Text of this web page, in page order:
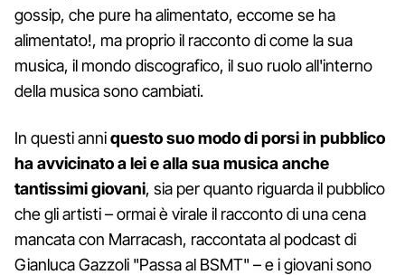
gossip, che pure ha alimentato, eccome se ha
alimentato!, ma proprio il racconto di come la sua
musica, il mondo discografico, il suo ruolo all'interno
della musica sono cambiati.
In questi anniquesto suo modo di porsi in pubblico
ha avvicinato a lei e alla sua musica anche
tantissimi giovani, sia per quanto riguarda il pubblico
che gli artisti – ormai è virale il racconto di una cena
mancata con Marracash, raccontata al podcast di
Gianluca Gazzoli "Passa al BSMT" – e i giovani sono